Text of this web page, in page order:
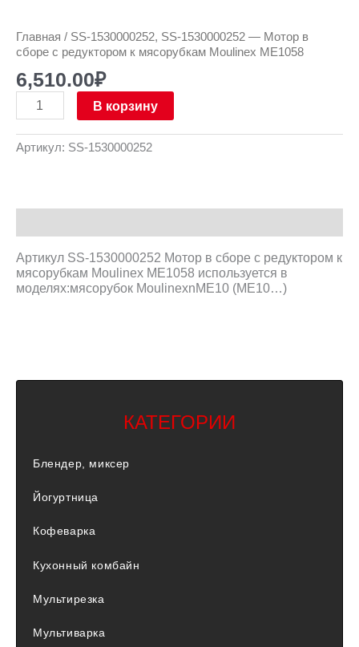
Главная / SS-1530000252, SS-1530000252 — Мотор в
сборе с редуктором к мясорубкам Moulinex ME1058
6,510.00₽
В корзину
Артикул: SS-1530000252
Артикул SS-1530000252 Мотор в сборе с редуктором к
мясорубкам Moulinex ME1058 используется в
моделях:мясорубок MoulinexnME10 (ME10…)
КАТЕГОРИИ
Блендер, миксер
Йогуртница
Кофеварка
Кухонный комбайн
Мультирезка
Мультиварка